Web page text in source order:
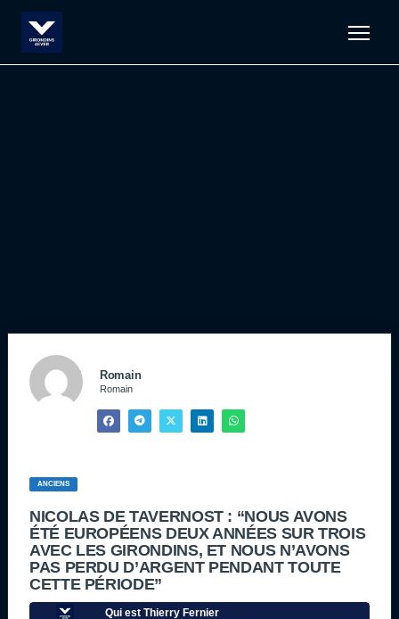
Romain
Romain
ANCIENS
NICOLAS DE TAVERNOST : “NOUS AVONS
ÉTÉ EUROPÉENS DEUX ANNÉES SUR TROIS
AVEC LES GIRONDINS, ET NOUS N’AVONS
PAS PERDU D’ARGENT PENDANT TOUTE
CETTE PÉRIODE”